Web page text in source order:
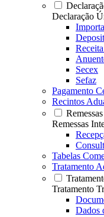
Declaração
Secex
Sefaz
Pagamento
Recintos
Remessas
Tabelas
Tratamento
Tratamento
Dados